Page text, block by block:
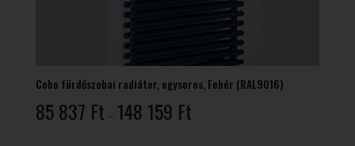
Cobo fürdőszobai radiátor, egysoros, Fehér (RAL9016)
85 837 Ft – 148 159 Ft85